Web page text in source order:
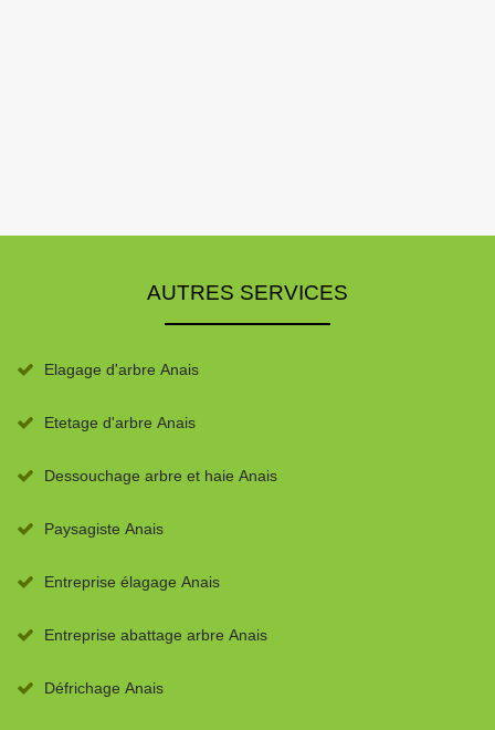
AUTRES SERVICES
Elagage d'arbre Anais
Etetage d'arbre Anais
Dessouchage arbre et haie Anais
Paysagiste Anais
Entreprise élagage Anais
Entreprise abattage arbre Anais
Défrichage Anais